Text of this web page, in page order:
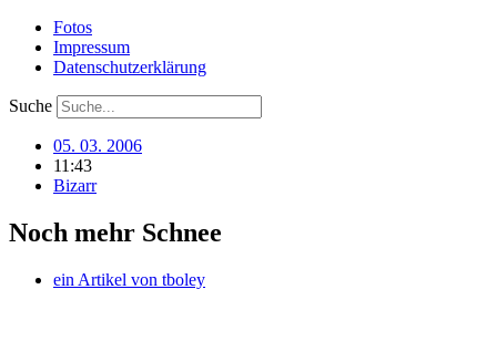
Fotos
Impressum
Datenschutzerklärung
Suche
05. 03. 2006
11:43
Bizarr
Noch mehr Schnee
ein Artikel von tboley